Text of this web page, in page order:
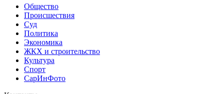
Общество
Происшествия
Суд
Политика
Экономика
ЖКХ и строительство
Культура
Спорт
СарИнФото